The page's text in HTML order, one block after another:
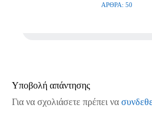
ΆΡΘΡΑ: 50
Υποβολή απάντησης
Για να σχολιάσετε πρέπει να